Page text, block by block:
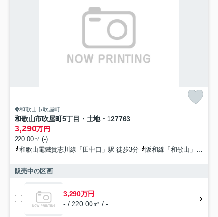
和歌山市吹屋町
和歌山市吹屋町5丁目・土地・127763
3,290万円
220.00㎡ (-)
和歌山電鐵貴志川線「田中口」駅 徒歩3分
阪和線「和歌山」駅 徒歩10分
販売中の区画
3,290万円
- / 220.00㎡ / -